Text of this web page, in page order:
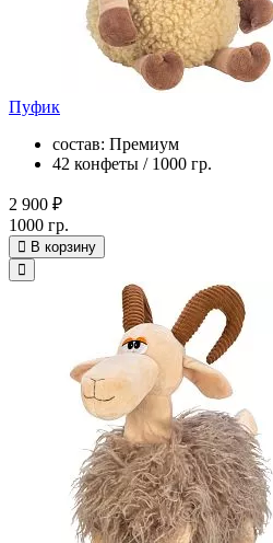
Пуфик
состав: Премиум
42 конфеты / 1000 гр.
2 900 ₽
1000 гр.
В корзину